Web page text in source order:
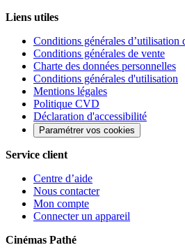
Liens utiles
Conditions générales d’utilisation
Conditions générales de vente
Charte des données personnelles
Conditions générales d'utilisation
Mentions légales
Politique CVD
Déclaration d'accessibilité
Paramétrer vos cookies
Service client
Centre d’aide
Nous contacter
Mon compte
Connecter un appareil
Cinémas Pathé